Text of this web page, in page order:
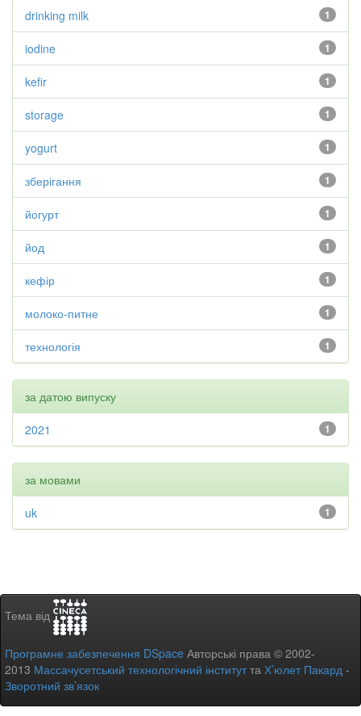
1
drinking milk
1
iodine
1
kefir
1
storage
1
yogurt
1
зберігання
1
йогурт
1
йод
1
кефір
1
молоко-питне
1
технологія
за датою випуску
1
2021
за мовами
1
uk
Тема від
Програмне забезпечення DSpace Авторські права © 2002-
2013 Массачусетський технологічний інститутта Х’юлет Пакард -
Зворотний зв’язок